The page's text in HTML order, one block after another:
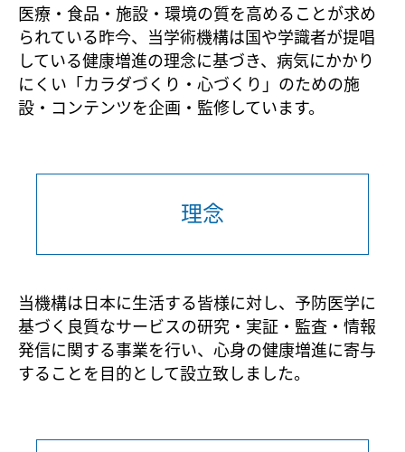
医療・食品・施設・環境の質を高めることが求め
られている昨今、当学術機構は国や学識者が提唱
している健康増進の理念に基づき、病気にかかり
にくい「カラダづくり・心づくり」のための施
設・コンテンツを企画・監修しています。
理念
当機構は日本に生活する皆様に対し、予防医学に
基づく良質なサービスの研究・実証・監査・情報
発信に関する事業を行い、心身の健康増進に寄与
することを目的として設立致しました。